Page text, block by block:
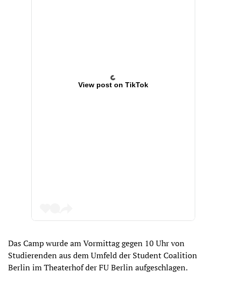
View post on TikTok
Das Camp wurde am Vormittag gegen 10 Uhr von
Studierenden aus dem Umfeld der Student Coalition
Berlin im Theaterhof der FU Berlin aufgeschlagen.